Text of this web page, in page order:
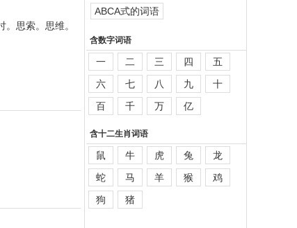
思索。思维。
ABCA式的词语
含数字词语
一 二 三 四
五
六
七 八 九
十
百
千 万 亿
含十二生肖词语
鼠 牛 虎 兔
龙
蛇
马 羊 猴
鸡
狗
猪